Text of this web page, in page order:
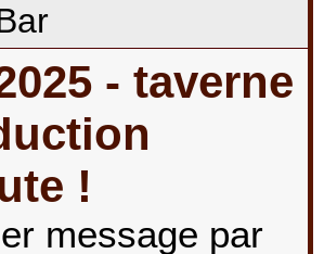
- taverne
!
message par